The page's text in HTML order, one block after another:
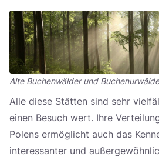
Alte Buchenwälder und
Alle diese Stätten sind sehr
einen Besuch wert. Ihre
Polens ermöglicht auch das
interessanter und